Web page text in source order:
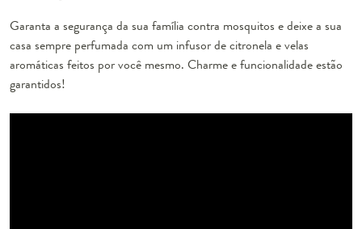
Garanta a segurança da sua família contra mosquitos e deixe a sua
casa sempre perfumada com um infusor de citronela e velas
aromáticas feitos por você mesmo. Charme e funcionalidade estão
garantidos!